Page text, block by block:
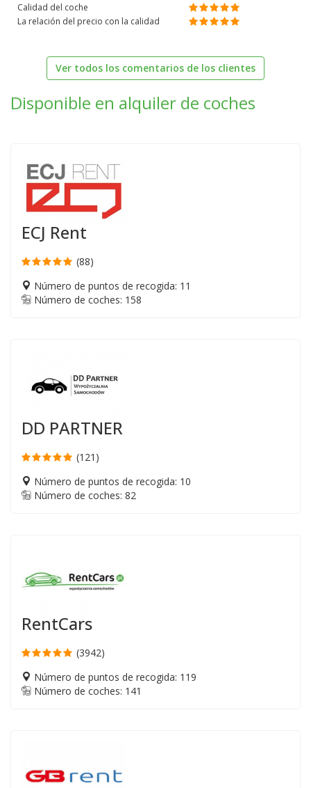
Calidad del coche
La relación del precio con la calidad
Ver todos los comentarios de los clientes
Disponible en alquiler de coches
ECJ Rent
(88)
Número de puntos de recogida: 11
Número de coches: 158
DD PARTNER
(121)
Número de puntos de recogida: 10
Número de coches: 82
RentCars
(3942)
Número de puntos de recogida: 119
Número de coches: 141